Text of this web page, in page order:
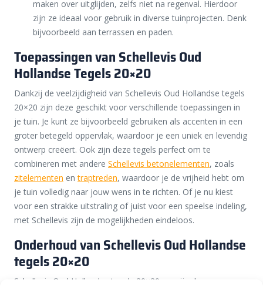
maken over uitglijden, zelfs niet na regenval. Hierdoor
zijn ze ideaal voor gebruik in diverse tuinprojecten. Denk
bijvoorbeeld aan terrassen en paden.
Toepassingen van Schellevis Oud
Hollandse Tegels 20×20
Dankzij de veelzijdigheid van Schellevis Oud Hollandse tegels
20×20 zijn deze geschikt voor verschillende toepassingen in
je tuin. Je kunt ze bijvoorbeeld gebruiken als accenten in een
groter betegeld oppervlak, waardoor je een uniek en levendig
ontwerp creëert. Ook zijn deze tegels perfect om te
combineren met andere Schellevis betonelementen, zoals
zitelementen entraptreden, waardoor je de vrijheid hebt om
je tuin volledig naar jouw wens in te richten. Of je nu kiest
voor een strakke uitstraling of juist voor een speelse indeling,
met Schellevis zijn de mogelijkheden eindeloos.
Onderhoud van Schellevis Oud Hollandse
tegels 20×20
Schellevis Oud Hollandse tegels 20×20 cm zijn duurzaam en